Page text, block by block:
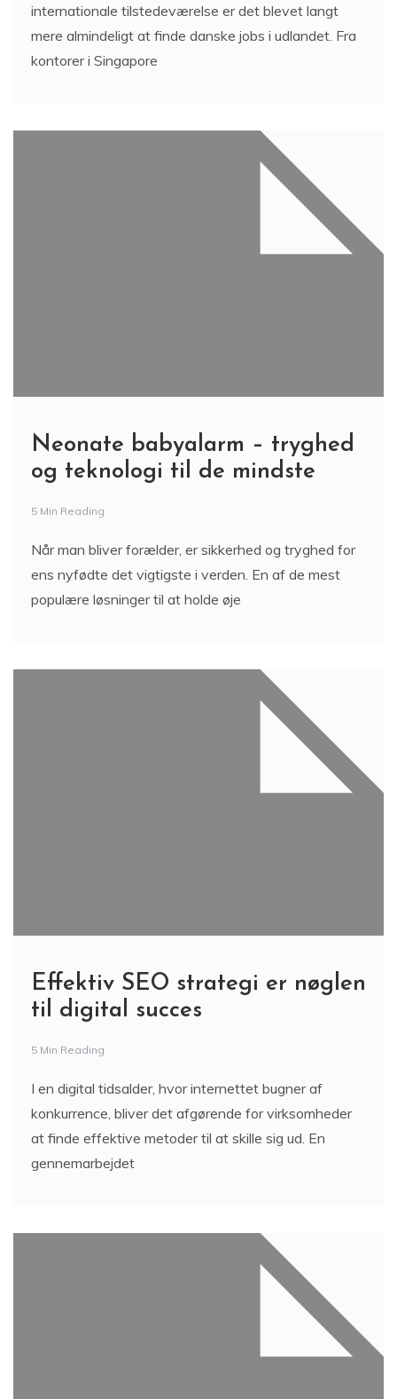
internationale tilstedeværelse er det blevet langt
mere almindeligt at finde danske jobs i udlandet. Fra
kontorer i Singapore
Neonate babyalarm – tryghed
og teknologi til de mindste
5 Min Reading
Når man bliver forælder, er sikkerhed og tryghed for
ens nyfødte det vigtigste i verden. En af de mest
populære løsninger til at holde øje
Effektiv SEO strategi er nøglen
til digital succes
5 Min Reading
I en digital tidsalder, hvor internettet bugner af
konkurrence, bliver det afgørende for virksomheder
at finde effektive metoder til at skille sig ud. En
gennemarbejdet